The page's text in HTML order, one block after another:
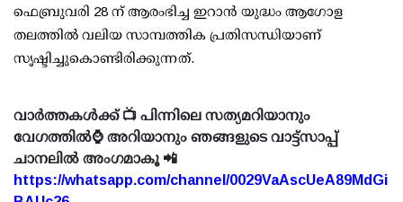
ഫെബ്രുവരി 28 ന് ആരംഭിച്ച ഇറാന്‍ യുദ്ധം ആഗോള
തലത്തില്‍ വലിയ സാമ്പത്തിക പ്രതിസന്ധിയാണ്
സൃഷ്ടിച്ചുകൊണ്ടിരിക്കുന്നത്.
വാർത്തകൾക്ക് 📺 പിന്നിലെ സത്യമറിയാനും
വേഗത്തിൽ⌚ അറിയാനും ഞങ്ങളുടെ വാട്ട്സാപ്പ്
ചാനലിൽ അംഗമാകൂ 📲
https://whatsapp.com/channel/0029VaAscUeA89MdGi